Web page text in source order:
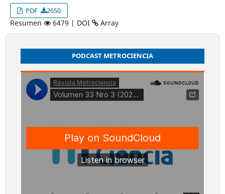
PDF 2650
Resumen 6479 | DOI Array
PODCAST METROCIENCIA